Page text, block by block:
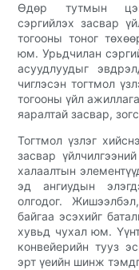
Өдөр тутмын
сэргийлэх засвар
тогооны тоног
юм. Урьдчилан
асуудлуудыг
чиглэсэн тогтмол
тогооны үйл
яаралтай засвар,
Тогтмол үзлэг
засвар
халаалтын
эд ангиудын
олгодог.
байгаа эсэхийг
хувьд чухал юм.
конвейерийн тууз
эрт үеийн шинж